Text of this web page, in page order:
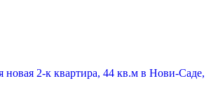
новая 2-к квартира, 44 кв.м в Нови-Саде,